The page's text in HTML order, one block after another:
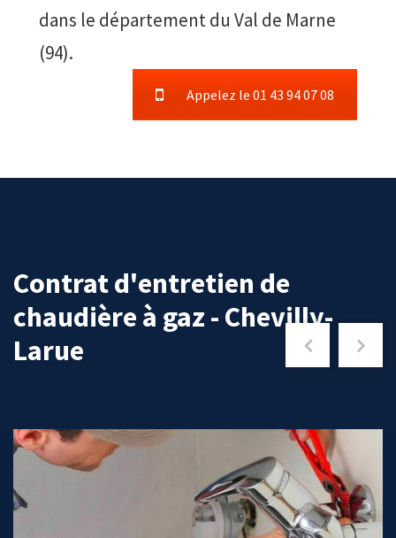
dans le département du Val de Marne
(94).
Appelez le 01 43 94 07 08
Contrat d'entretien de
chaudière à gaz - Chevilly-
Larue